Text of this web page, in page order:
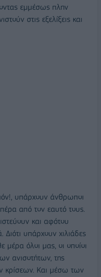
εμμέσως πλην
στις εξελίξεις και
υπάρχουν άνθρωποι
από τον εαυτό τους.
και αφότου
Διότι υπάρχουν χιλιάδες
μέρα όλοι μας, οι οποίοι
ανισοτήτων, της
κρίσεων. Και μέσω των